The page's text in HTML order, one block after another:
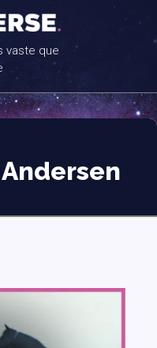
vaste que